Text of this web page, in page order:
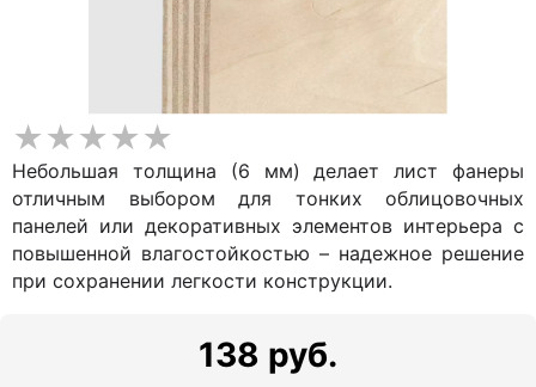
Небольшая толщина (6 мм) делает лист фанеры
отличным выбором для тонких облицовочных
панелей или декоративных элементов интерьера с
повышенной влагостойкостью – надежное решение
при сохранении легкости конструкции.
138 руб.